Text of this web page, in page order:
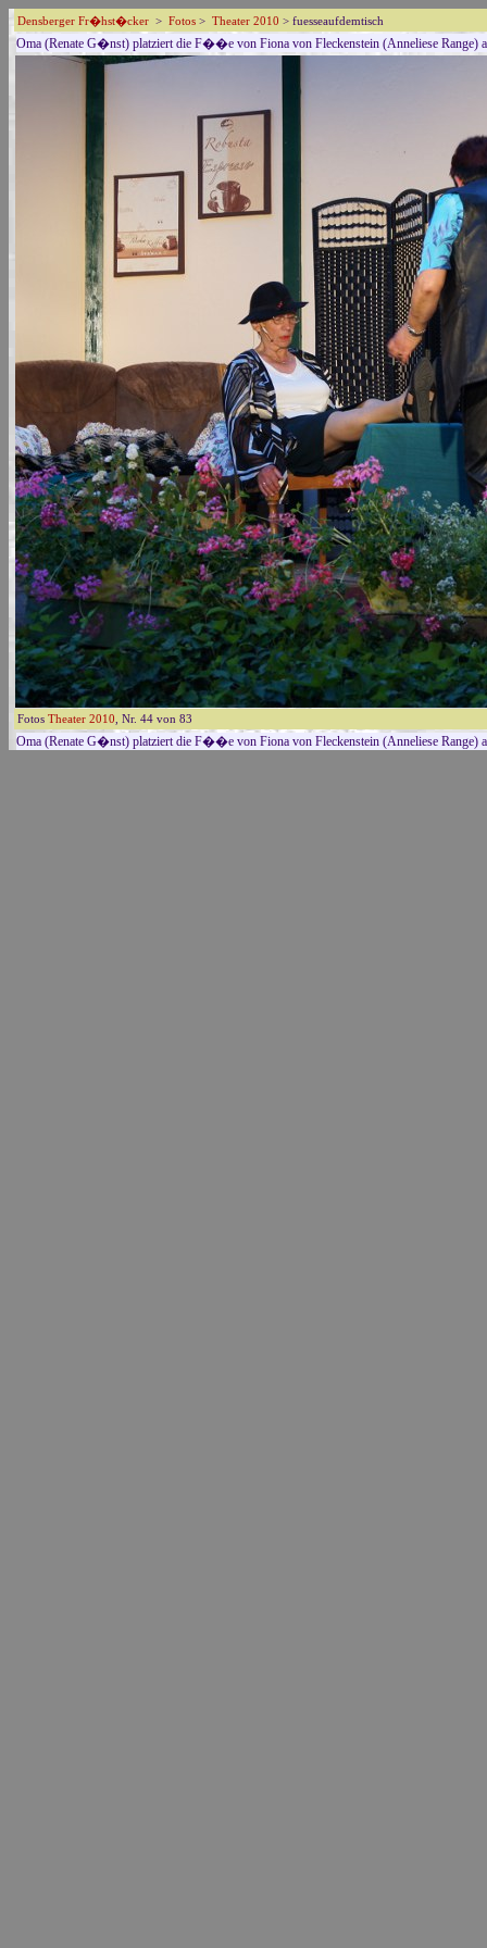
Densberger Fr�hst�cker > Fotos > Theater 2010 > fuesseaufdemtisch
Oma (Renate G�nst) platziert die F��e von Fiona von Fleckenstein (Anneliese Range)
Fotos Theater 2010 , Nr. 44 von 83
Oma (Renate G�nst) platziert die F��e von Fiona von Fleckenstein (Anneliese Range)